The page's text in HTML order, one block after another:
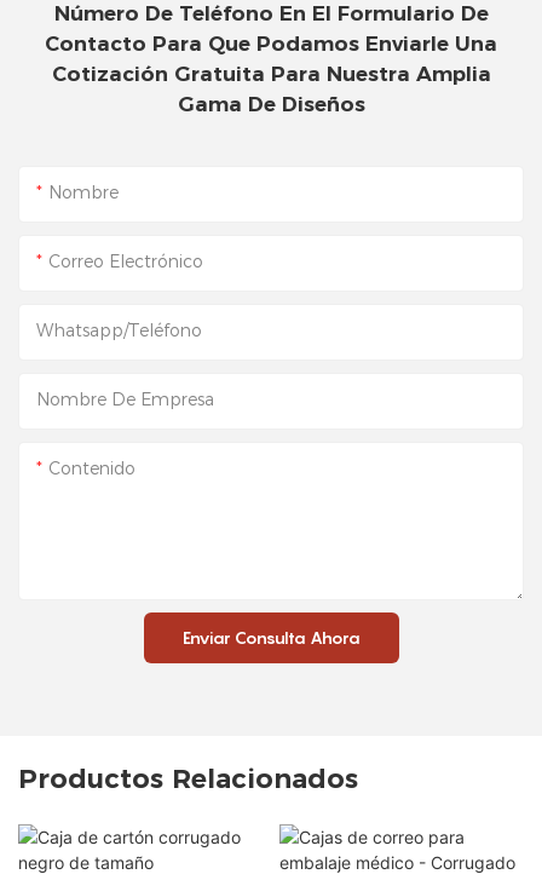
Número De Teléfono En El Formulario De
Contacto Para Que Podamos Enviarle Una
Cotización Gratuita Para Nuestra Amplia
Gama De Diseños
Nombre
Correo Electrónico
Whatsapp/Teléfono
Nombre De Empresa
Contenido
Enviar Consulta Ahora
Productos Relacionados